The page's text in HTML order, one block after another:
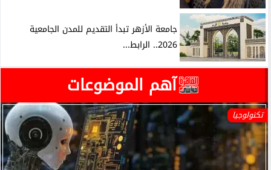
جامعة الأزهر تبدأ التقديم للمدن الجامعية
2026.. الرابط...
آهم الموضوعات
تكنولوجيا